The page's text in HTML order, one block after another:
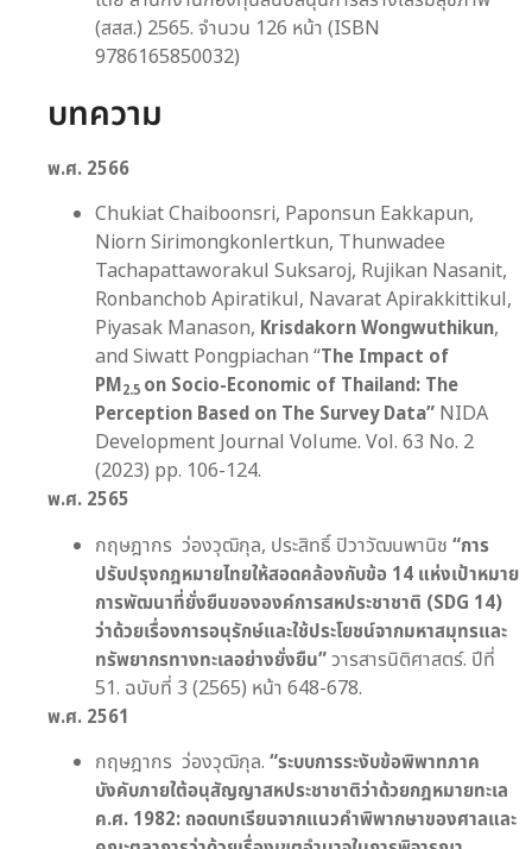
(สสส.) 2565. จำนวน 126 หน้า (ISBN
9786165850032)
บทความ
พ.ศ. 2566
Chukiat Chaiboonsri, Paponsun Eakkapun,
Niorn Sirimongkonlertkun, Thunwadee
Tachapattaworakul Suksaroj, Rujikan Nasanit,
Ronbanchob Apiratikul, Navarat Apirakkittikul,
Piyasak Manason, Krisdakorn Wongwuthikun,
and Siwatt Pongpiachan “The Impact of
PM2.5 on Socio-Economic of Thailand: The
Perception Based on The Survey Data” NIDA
Development Journal Volume. Vol. 63 No. 2
(2023) pp. 106-124.
พ.ศ. 2565
กฤษฎากร ว่องวุฒิกุล, ประสิทธิ์ ปิวาวัฒนพานิช “การ
ปรับปรุงกฎหมายไทยให้สอดคล้องกับข้อ 14 แห่งเป้าหมาย
การพัฒนาที่ยั่งยืนขององค์การสหประชาชาติ (SDG 14)
ว่าด้วยเรื่องการอนุรักษ์และใช้ประโยชน์จากมหาสมุทรและ
ทรัพยากรทางทะเลอย่างยั่งยืน”วารสารนิติศาสตร์. ปีที่
51. ฉบับที่ 3 (2565) หน้า 648-678.
พ.ศ. 2561
กฤษฎากร ว่องวุฒิกุล. “ระบบการระงับข้อพิพาทภาค
บังคับภายใต้อนุสัญญาสหประชาชาติว่าด้วยกฎหมายทะเล
ค.ศ. 1982: ถอดบทเรียนจากแนวคำพิพากษาของศาลและ